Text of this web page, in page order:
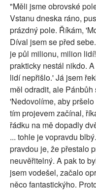
"Měli jsme obrovské
Vstanu dneska ráno,
prázdný pole. Říkám,
Díval jsem se před
je půl milionu, milion
prakticky nestál nikdo.
lidí nepřišlo.' Já jsem
měl odradit, ale
'Nedovolíme, aby
tím projevem začínal,
řádku na mě dopadly
... tohle je vopravdu
pravdou je, že přestalo
neuvěřitelný. A pak to
jsem vodešel, začalo
něco fantastickýho.